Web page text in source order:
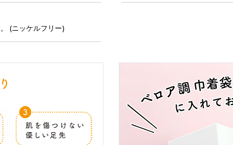
(ニッケルフリー)